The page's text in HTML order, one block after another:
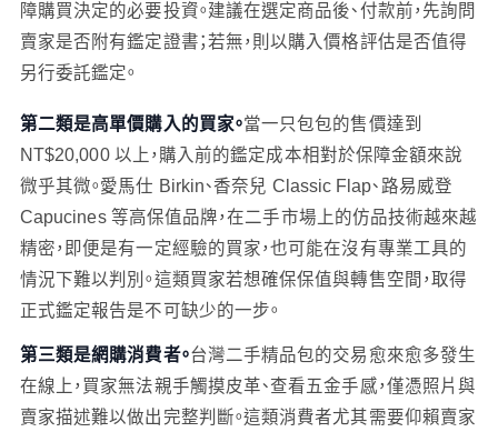
障購買決定的必要投資。建議在選定商品後、付款前，先詢問
賣家是否附有鑑定證書；若無，則以購入價格評估是否值得
另行委託鑑定。
第二類是高單價購入的買家。當一只包包的售價達到
NT$20,000 以上，購入前的鑑定成本相對於保障金額來說
微乎其微。愛馬仕 Birkin、香奈兒 Classic Flap、路易威登
Capucines 等高保值品牌，在二手市場上的仿品技術越來越
精密，即便是有一定經驗的買家，也可能在沒有專業工具的
情況下難以判別。這類買家若想確保保值與轉售空間，取得
正式鑑定報告是不可缺少的一步。
第三類是網購消費者。台灣二手精品包的交易愈來愈多發生
在線上，買家無法親手觸摸皮革、查看五金手感，僅憑照片與
賣家描述難以做出完整判斷。這類消費者尤其需要仰賴賣家